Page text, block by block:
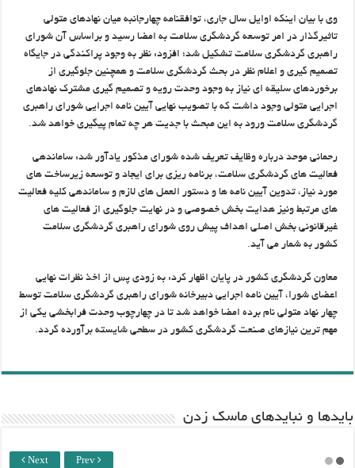
وی با بیان اینکه اوایل سال جاری، توافقنامه چهارجانبه میان نهادهای متولی
تاثیرگذار در امر توسعه گردشگری سلامت به امضا رسید و براساس آن شورای
راهبری گردشگری سلامت تشکیل شد؛ افزود: نظر به وجود پراکندگی در جایگاه
تصمیم گیری و اعلام نظر در بحث گردشگری سلامت و همچنین جلوگیری از
برخوردهای سلیقه ای نیاز به وجود وحدت رویه و تصمیم گیری مشترک نهادهای
اجرایی متولی وجود داشت که با تصویب نهایی آیین نامه اجرایی شورای راهبری
گردشگری سلامت ورود به این مبحث با جدیت هر چه تمام پیگیری خواهد شد.
رحمانی موحد درباره وظایف تعریف شده شورای مذکور یادآور شد: ساماندهی
فعالیت های گردشگری سلامت، برنامه ریزی برای ایجاد و توسعه زیرساخت های
مورد نیاز، تدوین آیین نامه ها و دستور العمل های لازم و ساماندهی کلیه فعالیت
های مرتبط ونیز هدایت بخش خصوصی و در نهایت جلوگیری از فعالیت های
غیرقانونی بخش اصلی اهداف پیش روی شورای راهبری گردشگری سلامت
کشور به شمار می آید.
معاون گردشگری کشور در پایان اظهار کرد: به زودی پس از اخذ نظرات نهایی
اعضای شورا، آیین نامه اجرایی دبیرخانه شورای راهبری گردشگری سلامت توسط
چهار نهاد متولی نام برده امضا خواهد شد تا در چهارچوب وحدت فرابخشی یکی از
مهم ترین نیازهای صنعت گردشگری کشور در سطحی شایسته برآورده گردد.
باید‌ها و نبایدهای ماسک زدن
Next Prev